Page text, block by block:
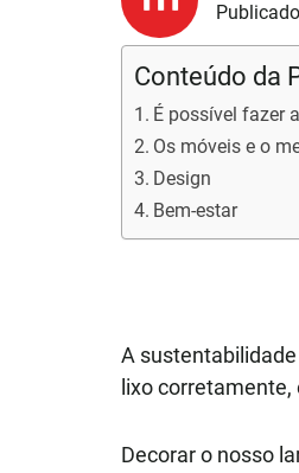
Conteúdo da
É possível fazer
Os móveis e o
Design
Bem-estar
A
lixo
Decorar o nosso